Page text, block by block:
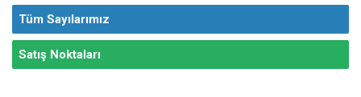
Tüm Sayılarımız
Satış Noktaları